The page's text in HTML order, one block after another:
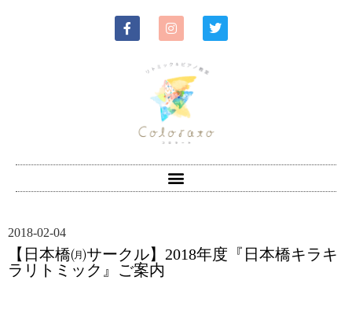
2018-02-04
【日本橋㈪サークル】2018年度『日本橋キラキ
ラリトミック』ご案内